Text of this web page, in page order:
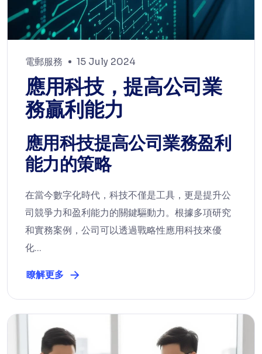
電郵服務 15 July 2024
應用科技，提高公司業
務贏利能力
應用科技提高公司業務盈利
能力的策略
在當今數字化時代，科技不僅是工具，更是提升公
司競爭力和盈利能力的關鍵驅動力。根據多項研究
和實務案例，公司可以透過戰略性應用科技來優
化...
瞭解更多